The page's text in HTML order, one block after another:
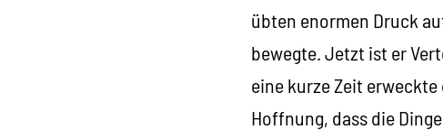
übten enormen Druck
bewegte. Jetzt ist er
eine kurze Zeit
Hoffnung, dass die